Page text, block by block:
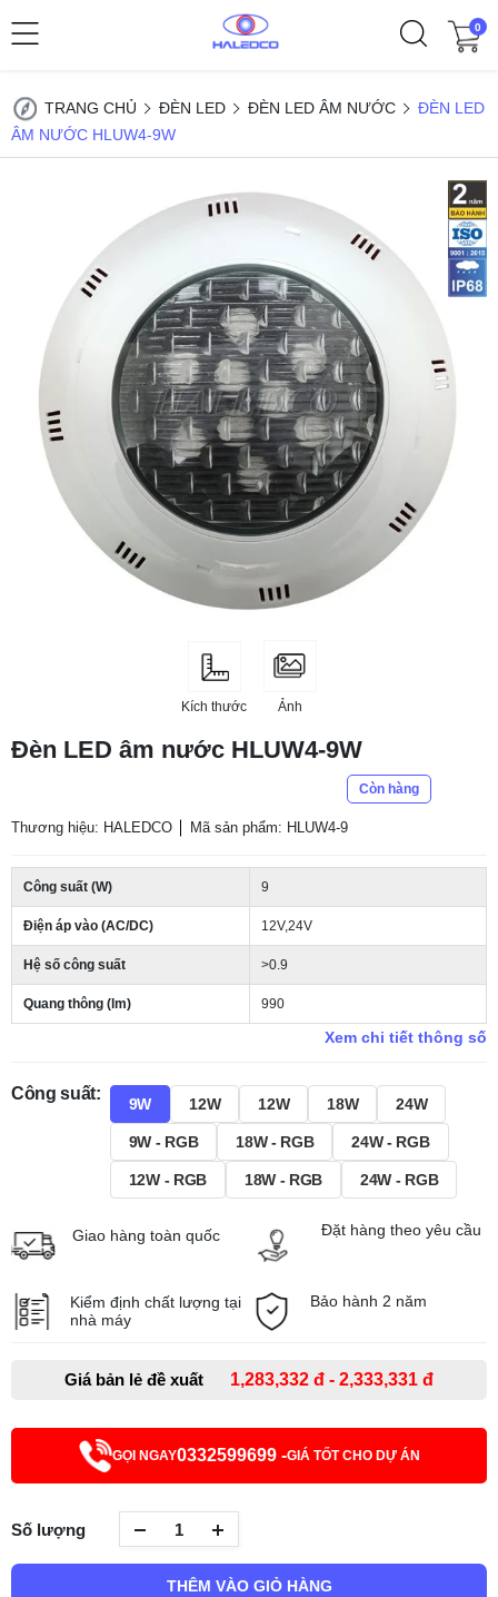
0
TRANG CHỦ ĐÈN LED ĐÈN LED ÂM NƯỚC
ĐÈN LED
ÂM NƯỚC HLUW4-9W
Kích thước Ảnh
Đèn LED âm nước HLUW4-9W
Còn hàng
Thương hiệu: HALEDCO Mã sản phẩm: HLUW4-9
Công suất (W) 9
Điện áp vào (AC/DC) 12V,24V
Hệ số công suất >0.9
Quang thông (lm) 990
Xem chi tiết thông số
Công suất:
9W 12W 12W 18W 24W
9W - RGB 18W - RGB 24W - RGB
12W - RGB 18W - RGB 24W - RGB
Giao hàng toàn quốc Đặt hàng theo yêu cầu
Kiểm định chất lượng tại
nhà máy
Bảo hành 2 năm
Giá bản lẻ đề xuất 1,283,332 đ - 2,333,331 đ
GỌI NGAY0332599699 -GIÁ TỐT CHO DỰ ÁN
Số lượng
THÊM VÀO GIỎ HÀNG